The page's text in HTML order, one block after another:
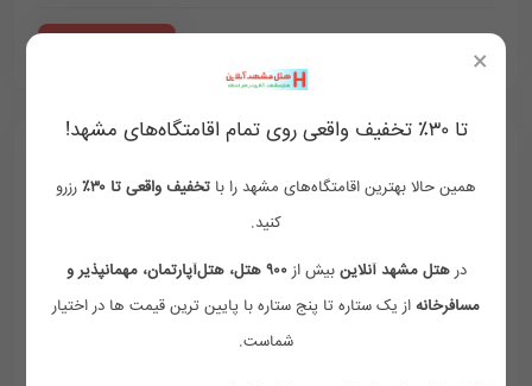
2,100,000
×
تا ۳۰٪ تخفیف واقعی روی تمام اقامتگاه‌های مشهد!
همین حالا بهترین اقامتگاه‌های مشهد را با تخفیف واقعی تا ۳۰٪
رزرو
کنید.
درهتل مشهد آنلاین بیش از
۹۰۰ هتل، هتل‌آپارتمان، مهمانپذیر و
مسافرخانه از یک ستاره تا پنج ستاره با پایین ترین قیمت ها در اختیار
شماست.